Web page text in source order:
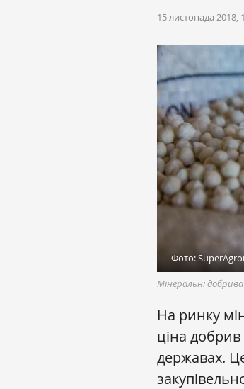
15 листопада 2018,
Фото:
Мінеральні добрива
На ринку
ціна
державах.